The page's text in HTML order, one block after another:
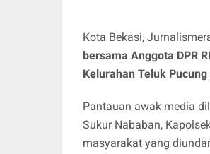
Kota Bekasi,
bersama Anggota DPR
Kelurahan Teluk
Pantauan awak media
Sukur Nababan,
masyarakat yang